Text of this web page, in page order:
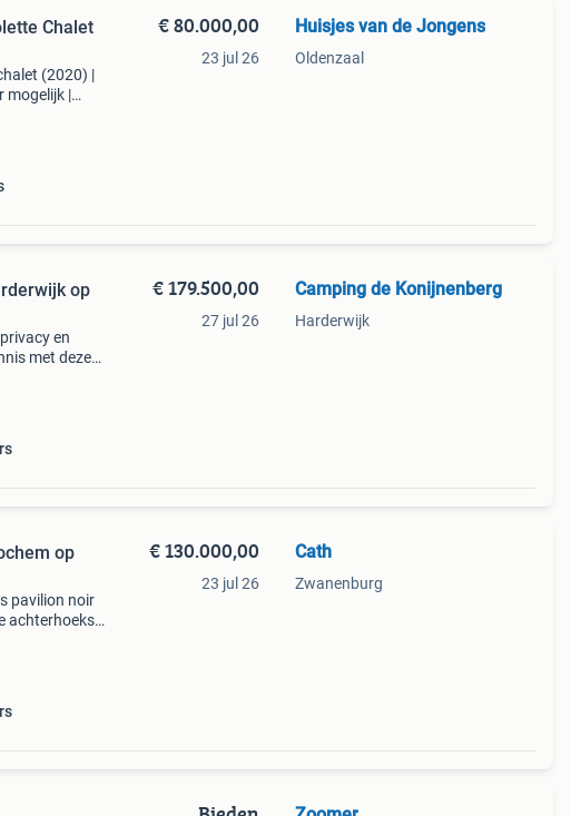
Chalet
(2020) |
mogelijk |
€ 80.000,00
23 jul 26
Huisjes van de Jongens
Oldenzaal
op
en
met deze
€ 179.500,00
27 jul 26
Camping de Konijnenberg
Harderwijk
op
pavilion noir
achterhoekse
€ 130.000,00
23 jul 26
Cath
Zwanenburg